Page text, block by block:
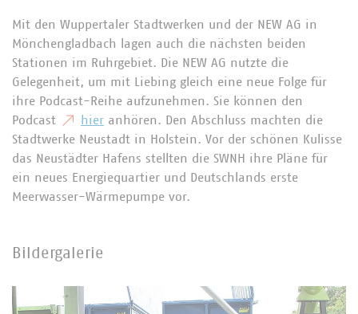
Mit den Wuppertaler Stadtwerken und der NEW AG in
Mönchengladbach lagen auch die nächsten beiden
Stationen im Ruhrgebiet. Die NEW AG nutzte die
Gelegenheit, um mit Liebing gleich eine neue Folge für
ihre Podcast-Reihe aufzunehmen. Sie können den
Podcast
hier anhören. Den Abschluss machten die
Stadtwerke Neustadt in Holstein. Vor der schönen Kulisse
das Neustädter Hafens stellten die SWNH ihre Pläne für
ein neues Energiequartier und Deutschlands erste
Meerwasser-Wärmepumpe vor.
Bildergalerie